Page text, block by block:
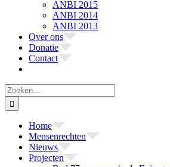
ANBI 2015
ANBI 2014
ANBI 2013
Over ons
Donatie
Contact
Zoeken
naar:
Home
Mensenrechten
Nieuws
Projecten